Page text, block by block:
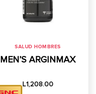
SALUD HOMBRES
MEN’S ARGINMAX
L1,208.00